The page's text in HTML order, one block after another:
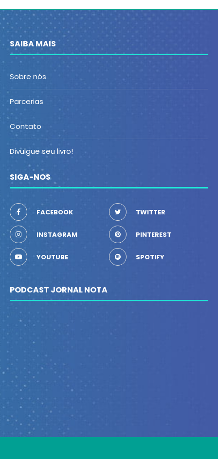
SAIBA MAIS
Sobre nós
Parcerias
Contato
Divulgue seu livro!
SIGA-NOS
FACEBOOK TWITTER
INSTAGRAM PINTEREST
YOUTUBE SPOTIFY
PODCAST JORNAL NOTA